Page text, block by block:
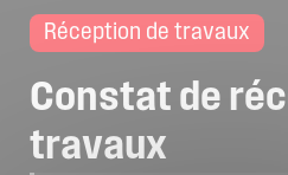
Nos partenaires
Billetterie
Réception de travaux
Constat de
travaux